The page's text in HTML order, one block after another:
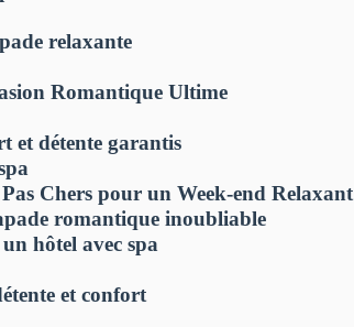
relaxante
Romantique Ultime
et détente garantis
Chers pour un Week-end Relaxant
romantique inoubliable
hôtel avec spa
et confort